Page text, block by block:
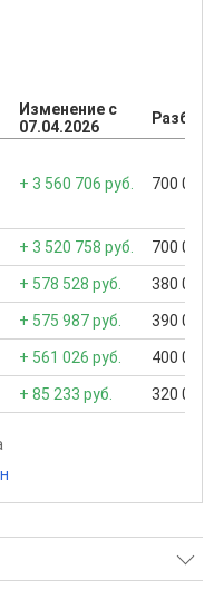
Изменение с
07.04.2026
+ 3 560 706 руб. 700 000
+ 3 520 758 руб. 700 000
+ 578 528 руб. 380 000
+ 575 987 руб. 390 000
+ 561 026 руб. 400 000
+ 85 233 руб. 320 000